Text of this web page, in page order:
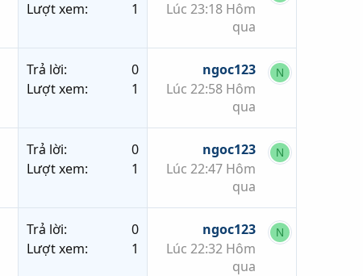
Lượt xem 1
Lúc 23:18 Hôm
qua
Trả lời
0
Lượt xem
1
ngoc123
Lúc 22:58 Hôm
qua
N
Trả lời
0
Lượt xem
1
ngoc123
Lúc 22:47 Hôm
qua
N
Trả lời
0
Lượt xem
1
ngoc123
Lúc 22:32 Hôm
qua
N